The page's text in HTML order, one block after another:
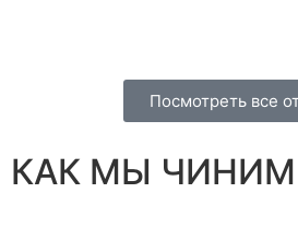
Посмотреть все
КАК МЫ ЧИНИМ